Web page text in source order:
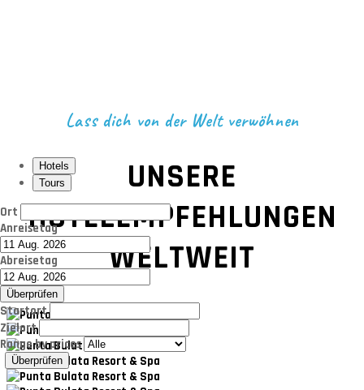
Hotels
Tours
Ort
Anreisetag
Abreisetag
Überprüfen
Startort
Zielort
Range by prices
Überprüfen
Lass dich von der Welt verwöhnen
UNSERE
HOTELEMPFEHLUNGEN
WELTWEIT